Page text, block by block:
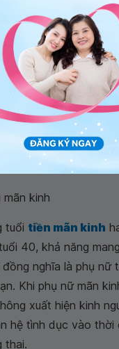
con bú hoàn toàn
xuất hiện trở lại
có thai. Nguyên
nồng độprolactin
cản quá trình rụng
quan hệ tránh có thai
cũng áp dụng
mãn kinh
tuổi tiền mãn kinh
40, khả năng
nghĩa là phụ nữ
Khi phụ nữ mãn
xuất hiện kinh
hệ tình dục vào thời
thai.